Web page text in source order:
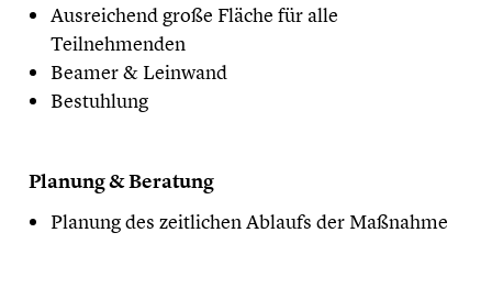
Ausreichend große Fläche für alle
Teilnehmenden
Beamer & Leinwand
Bestuhlung
Planung & Beratung
Planung des zeitlichen Ablaufs der Maßnahme